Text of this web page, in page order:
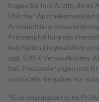
fragen Sie Ihre Ärztin, Ihren
Üblicher
Preisempfehlung des
beinhalten die gesetzlich
zzgl. 3,95 € Versandkosten.
frei. Preisänderungen und
und Gratis-Beigaben nur
1 Eine pharmazeutische